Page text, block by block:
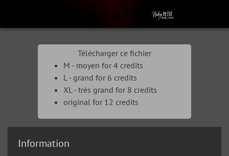
Télécharger ce fichier
M - moyen for 4 credits
L - grand for 6 credits
XL - très grand for 8 credits
original for 12 credits
Information